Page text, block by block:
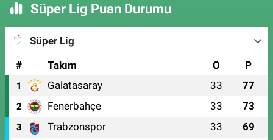
Süper Lig Puan Durumu
Süper Lig
#
Takım O P
1 Galatasaray 33 77
2 Fenerbahçe 33 73
3 Trabzonspor 33 69